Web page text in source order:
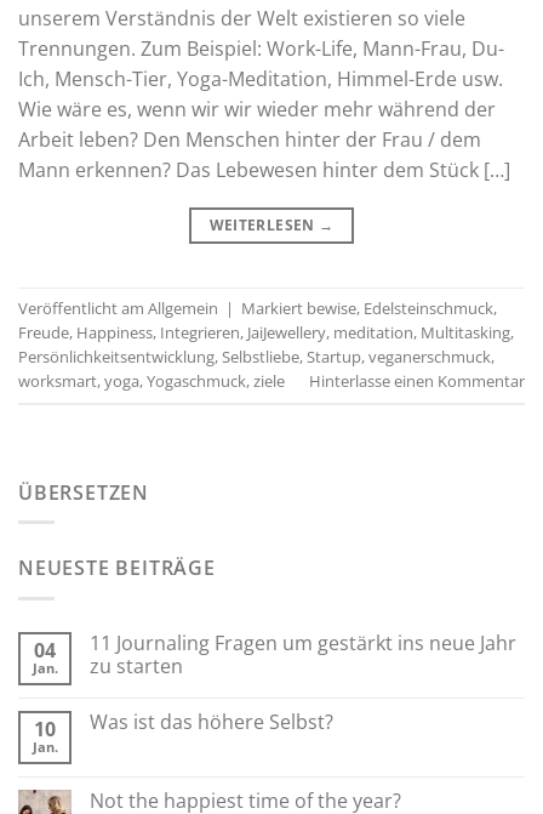
unserem Verständnis der Welt existieren so viele
Trennungen. Zum Beispiel: Work-Life, Mann-Frau, Du-
Ich, Mensch-Tier, Yoga-Meditation, Himmel-Erde usw.
Wie wäre es, wenn wir wir wieder mehr während der
Arbeit leben? Den Menschen hinter der Frau / dem
Mann erkennen? Das Lebewesen hinter dem Stück […]
WEITERLESEN →
Veröffentlicht am Allgemein | Markiert bewise, Edelsteinschmuck,
Freude, Happiness, Integrieren, JaiJewellery, meditation, Multitasking,
Persönlichkeitsentwicklung,Selbstliebe,Startup,veganerschmuck,
worksmart,yoga,Yogaschmuck,ziele Hinterlasse einen Kommentar
ÜBERSETZEN
NEUESTE BEITRÄGE
04
Jan.
11 Journaling Fragen um gestärkt ins neue Jahr
zu starten
10
Jan.
Was ist das höhere Selbst?
Not the happiest time of the year?